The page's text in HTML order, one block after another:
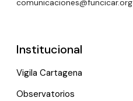
comunicaciones@funcicar.org
Institucional
Vigila Cartagena
Observatorios